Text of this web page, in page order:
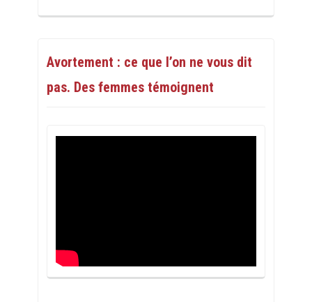
Avortement : ce que l’on ne vous dit
pas. Des femmes témoignent